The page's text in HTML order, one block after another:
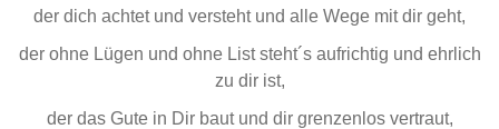
der dich achtet und versteht und alle Wege mit dir geht,
der ohne Lügen und ohne List steht´s aufrichtig und ehrlich
zu dir ist,
der das Gute in Dir baut und dir grenzenlos vertraut,